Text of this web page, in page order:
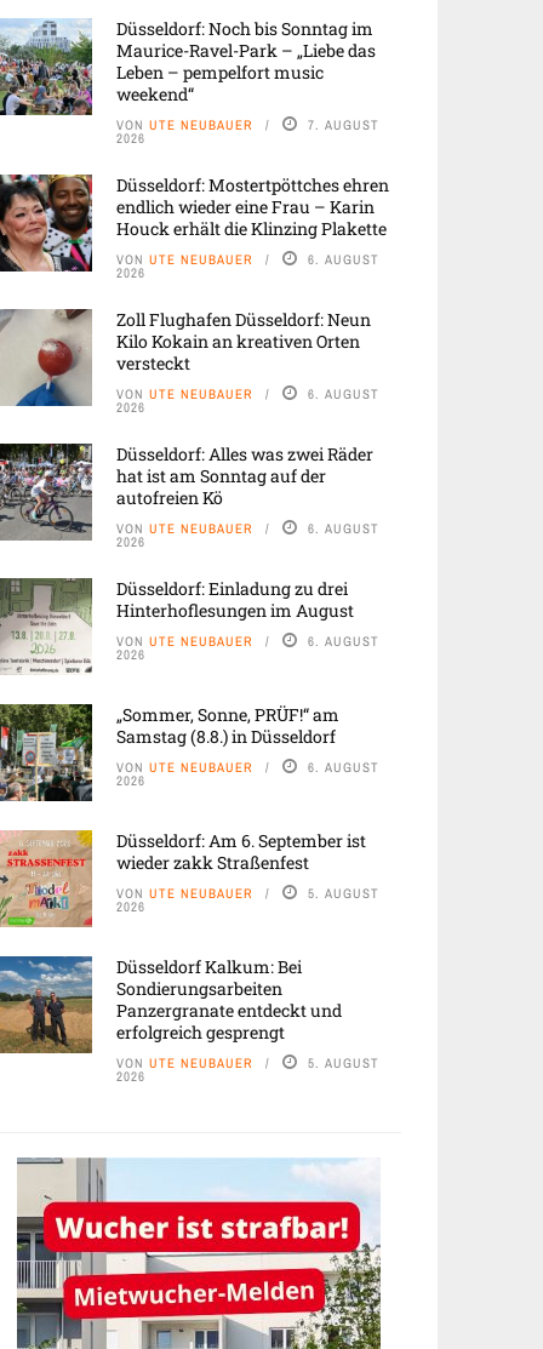
Düsseldorf: Noch bis Sonntag im
Maurice-Ravel-Park – „Liebe das
Leben – pempelfort music
weekend“
VON UTE NEUBAUER 7. AUGUST
2026
Düsseldorf: Mostertpöttches ehren
endlich wieder eine Frau – Karin
Houck erhält die Klinzing Plakette
VON UTE NEUBAUER 6. AUGUST
2026
Zoll Flughafen Düsseldorf: Neun
Kilo Kokain an kreativen Orten
versteckt
VON UTE NEUBAUER 6. AUGUST
2026
Düsseldorf: Alles was zwei Räder
hat ist am Sonntag auf der
autofreien Kö
VON UTE NEUBAUER 6. AUGUST
2026
Düsseldorf: Einladung zu drei
Hinterhoflesungen im August
VON UTE NEUBAUER 6. AUGUST
2026
„Sommer, Sonne, PRÜF!“ am
Samstag (8.8.) in Düsseldorf
VON UTE NEUBAUER 6. AUGUST
2026
Düsseldorf: Am 6. September ist
wieder zakk Straßenfest
VON UTE NEUBAUER 5. AUGUST
2026
Düsseldorf Kalkum: Bei
Sondierungsarbeiten
Panzergranate entdeckt und
erfolgreich gesprengt
VON UTE NEUBAUER 5. AUGUST
2026